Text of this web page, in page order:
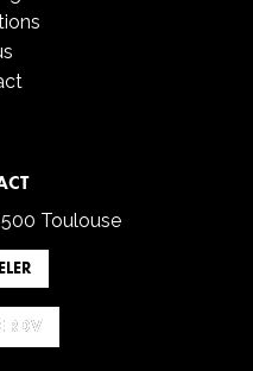
Toulouse
RDV
RDV